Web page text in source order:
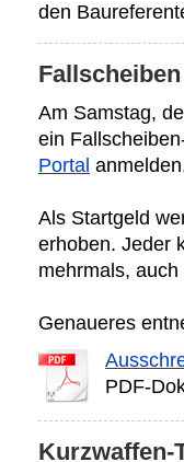
den
Am Samstag,
ein
Portal
Als Startgeld
erhoben. Jeder
mehrmals,
Genaueres
PDF-
Kurzwaffen-